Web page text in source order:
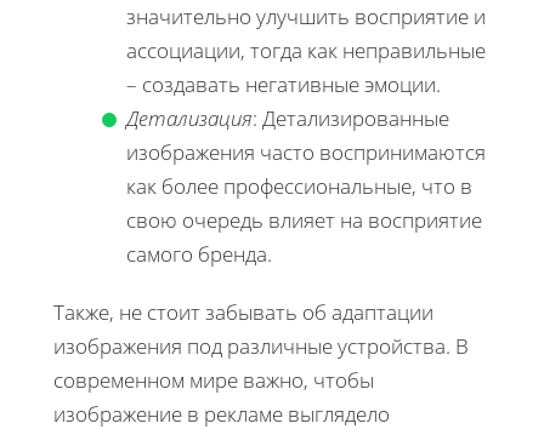
значительно улучшить восприятие и
ассоциации, тогда как неправильные
– создавать негативные эмоции.
Детализация: Детализированные
изображения часто воспринимаются
как более профессиональные, что в
свою очередь влияет на восприятие
самого бренда.
Также, не стоит забывать об адаптации
изображения под различные устройства. В
современном мире важно, чтобы
изображение в рекламе выглядело